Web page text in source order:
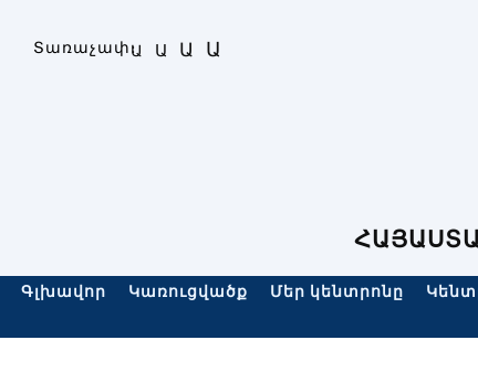
Տառաչափ։Ա Ա Ա Ա
Գլխավոր Կառուցվածք Մեր կենտրոնը